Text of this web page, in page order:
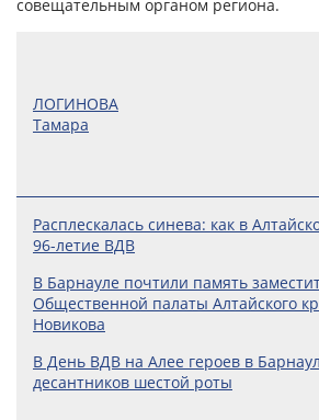
совещательным органом региона.
ЛОГИНОВА
Тамара
Расплескалась синева: как в
96-летие ВДВ
В Барнауле почтили память
Общественной палаты Алтайского
Новикова
В День ВДВ на Алее героев в
десантников шестой роты